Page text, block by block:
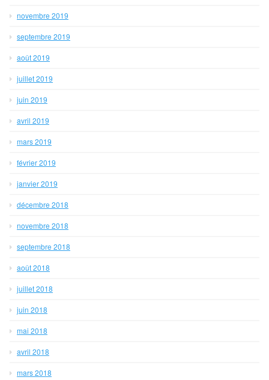
novembre 2019
septembre 2019
août 2019
juillet 2019
juin 2019
avril 2019
mars 2019
février 2019
janvier 2019
décembre 2018
novembre 2018
septembre 2018
août 2018
juillet 2018
juin 2018
mai 2018
avril 2018
mars 2018